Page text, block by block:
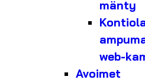
mänty
web-
Avoimet